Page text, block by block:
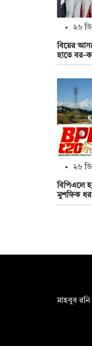
২৬
বিয়ের
হাতে বর-
২৬
বিপিএলে
মুশফিক
মাহবুব রনি